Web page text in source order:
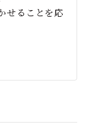
せることを応